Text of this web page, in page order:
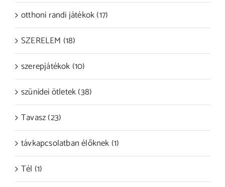
otthoni randi játékok (17)
SZERELEM (18)
szerepjátékok (10)
szünidei ötletek (38)
Tavasz (23)
távkapcsolatban élőknek (1)
Tél (1)